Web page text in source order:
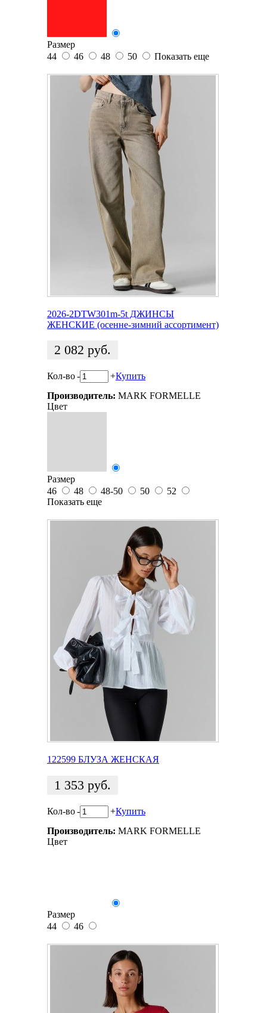
Размер
44
46 48 50 Показать еще
2026-2DTW301m-5t ДЖИНСЫ
ЖЕНСКИЕ (осенне-зимний ассортимент)
2 082 руб.
Кол-во- +Купить
Производитель: MARK FORMELLE
Цвет
Размер
46
48 48-50 50
52
Показать еще
122599 БЛУЗА ЖЕНСКАЯ
1 353 руб.
Кол-во- +Купить
Производитель: MARK FORMELLE
Цвет
Размер
44
46